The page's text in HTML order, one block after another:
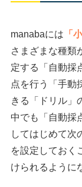
manabaには 「
さまざまな種類
定する「自動採
点を行う「手動
きる「ドリル」
中でも「自動採
してはじめて次
を設定しておく
けられるように